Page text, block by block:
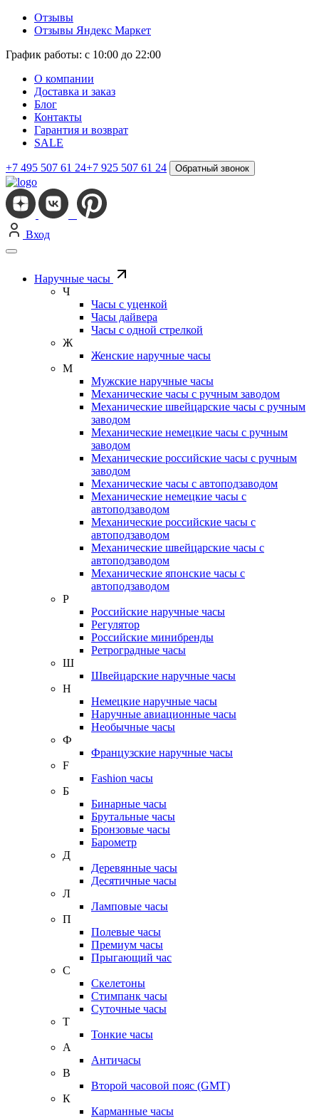
Отзывы
Отзывы Яндекс Маркет
График работы: с 10:00 до 22:00
О компании
Доставка и заказ
Блог
Контакты
Гарантия и возврат
SALE
+7 495 507 61 24+7 925 507 61 24 Обратный звонок
Вход
Наручные часы
Ч
Часы с уценкой
Часы дайвера
Часы с одной стрелкой
Ж
Женские наручные часы
М
Мужские наручные часы
Механические часы с ручным заводом
Механические швейцарские часы с ручным
заводом
Механические немецкие часы с ручным
заводом
Механические российские часы с ручным
заводом
Механические часы с автоподзаводом
Механические немецкие часы с
автоподзаводом
Механические российские часы с
автоподзаводом
Механические швейцарские часы с
автоподзаводом
Механические японские часы с
автоподзаводом
Р
Российские наручные часы
Регулятор
Российские минибренды
Ретроградные часы
Ш
Швейцарские наручные часы
Н
Немецкие наручные часы
Наручные авиационные часы
Необычные часы
Ф
Французские наручные часы
F
Fashion часы
Б
Бинарные часы
Брутальные часы
Бронзовые часы
Барометр
Д
Деревянные часы
Десятичные часы
Л
Ламповые часы
П
Полевые часы
Премиум часы
Прыгающий час
С
Скелетоны
Стимпанк часы
Суточные часы
Т
Тонкие часы
А
Античасы
В
Второй часовой пояс (GMT)
К
Карманные часы